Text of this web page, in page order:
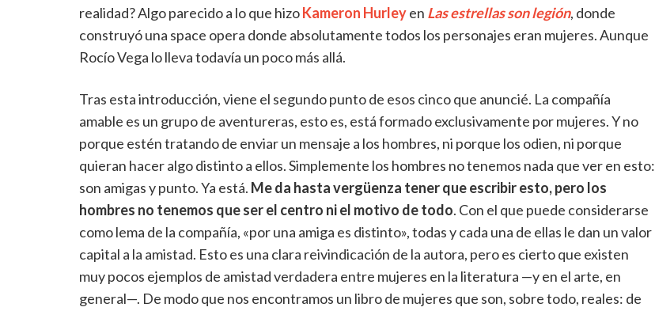
realidad? Algo parecido a lo que hizoKameron Hurleyen Las estrellas son legión, donde
construyó una space opera donde absolutamente todos los personajes eran mujeres. Aunque
Rocío Vega lo lleva todavía un poco más allá.
Tras esta introducción, viene el segundo punto de esos cinco que anuncié. La compañía
amable es un grupo de aventureras, esto es, está formado exclusivamente por mujeres. Y no
porque estén tratando de enviar un mensaje a los hombres, ni porque los odien, ni porque
quieran hacer algo distinto a ellos. Simplemente los hombres no tenemos nada que ver en esto:
son amigas y punto. Ya está. Me da hasta vergüenza tener que escribir esto, pero los
hombres no tenemos que ser el centro ni el motivo de todo. Con el que puede considerarse
como lema de la compañía, «por una amiga es distinto», todas y cada una de ellas le dan un valor
capital a la amistad. Esto es una clara reivindicación de la autora, pero es cierto que existen
muy pocos ejemplos de amistad verdadera entre mujeres en la literatura —y en el arte, en
general—. De modo que nos encontramos un libro de mujeres que son, sobre todo, reales: de